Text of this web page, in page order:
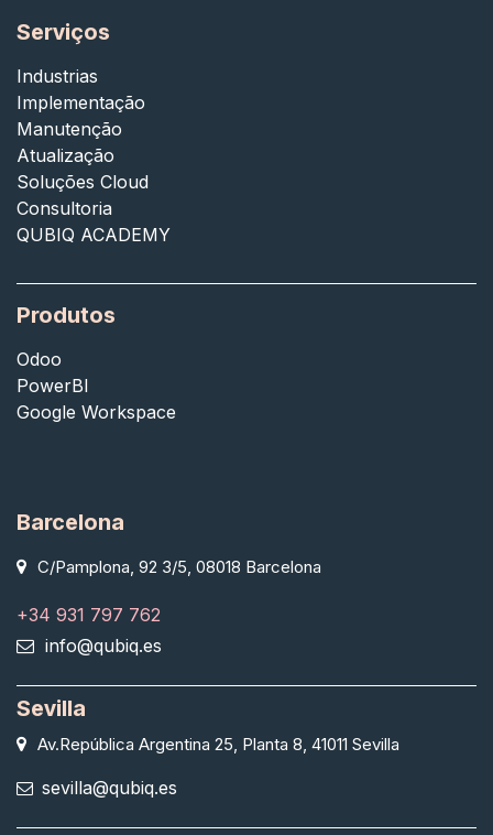
Serviços
Industrias
Implementação
Manutenção
Atualização
Soluções Cloud
Consultoria
QUBIQ ACADEMY
Produtos
Odoo
PowerBI
Google Workspace
Barcelona
C/Pamplona, 92 3/5, 08018 Barcelona
+34 931 797 762
info@qubiq.es
Sevilla
Av.República Argentina 25, Planta 8, 41011 Sevilla
sevilla@qubiq.es